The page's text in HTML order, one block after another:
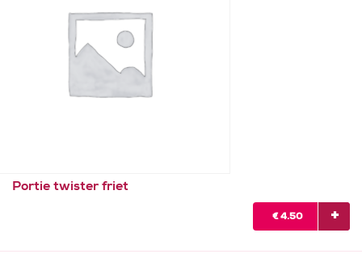
Portie twister friet
€4.50